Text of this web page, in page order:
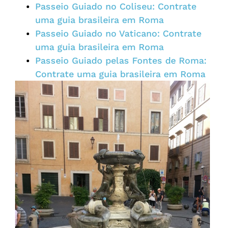
Passeio Guiado no Coliseu: Contrate
uma guia brasileira em Roma
Passeio Guiado no Vaticano: Contrate
uma guia brasileira em Roma
Passeio Guiado pelas Fontes de Roma:
Contrate uma guia brasileira em Roma